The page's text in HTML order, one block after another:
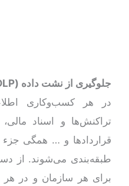
جلوگیری از نشت داده (
در هر کسب‌وکاری
تراکنش‌ها و اسناد
قراردادها و … همگی
طبقه‌بندی می‌شوند. از
برای هر سازمان و در هر